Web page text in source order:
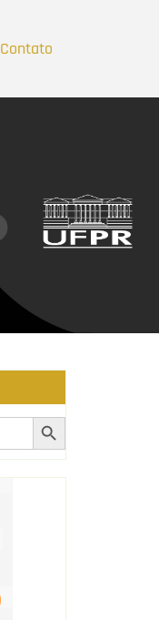
Contato
Search Button